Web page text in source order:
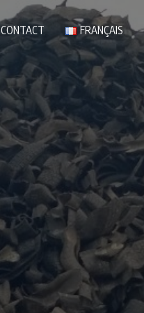
CONTACT FRANÇAIS